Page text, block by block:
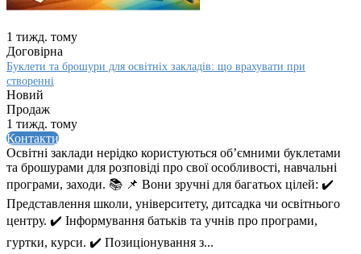
1 тижд. тому
Договірна
Буклети та брошури для освітніх закладів: що врахувати при
створенні
Новий
Продаж
1 тижд. тому
Контакти
Освітні заклади нерідко користуються об’ємними буклетами
та брошурами для розповіді про свої особливості, навчальні
програми, заходи. 📚 📌 Вони зручні для багатьох цілей: ✔️
Представлення школи, університету, дитсадка чи освітнього
центру. ✔️ Інформування батьків та учнів про програми,
гуртки, курси. ✔️ Позиціонування з...